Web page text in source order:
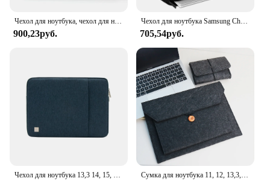
Чехол для ноутбука, чехол для ноутбука 14, 15,6 дюймов, сумка для ноутбука Macbook M1 Air Pro HP Acer Xiami Huawei Lenovo, компьютерный портфель
900,23руб.
Чехол для ноутбука Samsung Chromebook 13,3 дюйма, поверхность для ноутбука, книга 13,5 Dell Inspiron 13 HP Envy Pavilion 13 Acer, ручная сумка
705,54руб.
Чехол для ноутбука 13,3 14, 15, 15,6 дюйма, чехол для ПК для Macbook Air M1 Mac Book Pro M2 M3 Lenovo HP Dell Acer, чехол для ноутбука Сумка для ноутбука 11, 12, 13,3, 14, 15,6 дюйма, чехол для ноутбука Lenovo Macbook XiaoMi HuaWei ASUS Acer HP Surface